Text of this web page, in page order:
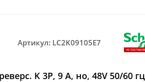
Артикул: LC2K09105E7
K 3P, 9 A, но, 48V 50/60